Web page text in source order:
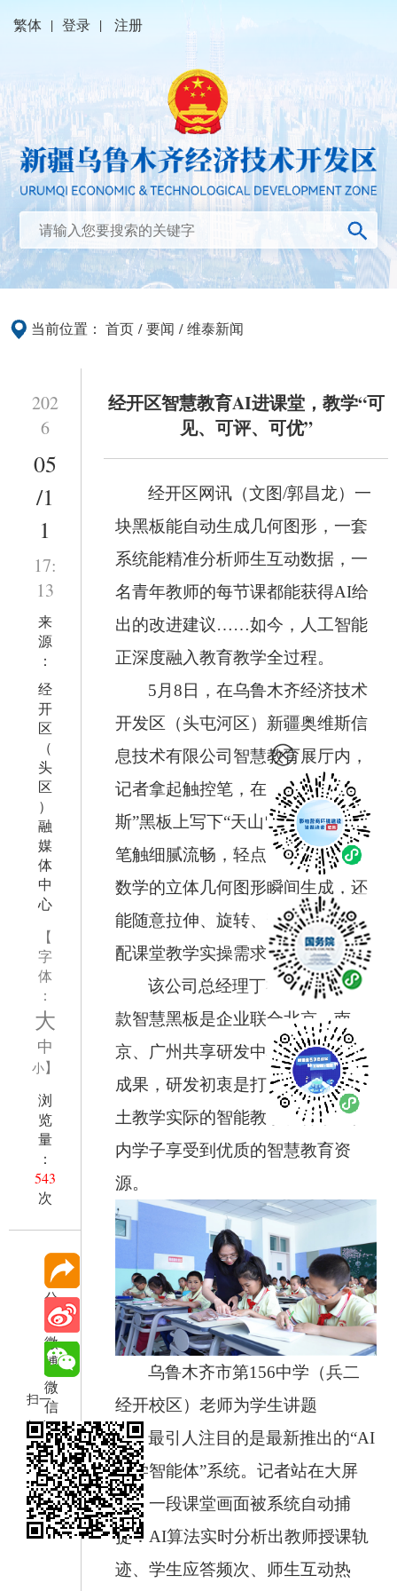
繁体 | 登录 | 注册
当前位置： 首页 /要闻 /维泰新闻
202
6
05
/1
1
17:
13
来
源
：
经
开
区
（
头
区
）
融
媒
体
中
心
【
字
体
：
大
中
小】
浏
览
量
：
543
次
分
享
微
博
微
信
扫一
扫在
手机
打开
当前
页
经开区智慧教育AI进课堂，教学“可
见、可评、可优”
经开区网讯（文图/郭昌龙）一
块黑板能自动生成几何图形，一套
系统能精准分析师生互动数据，一
名青年教师的每节课都能获得AI给
出的改进建议……如今，人工智能
正深度融入教育教学全过程。
5月8日，在乌鲁木齐经济技术
开发区（头屯河区）新疆奥维斯信
息技术有限公司智慧教育展厅内，
记者拿起触控笔，在“AWS奥维
斯”黑板上写下“天山雪松”四个字，
笔触细腻流畅，轻点工具栏，小学
数学的立体几何图形瞬间生成，还
能随意拉伸、旋转、剖切，完美适
配课堂教学实操需求。
该公司总经理丁礼平介绍，这
款智慧黑板是企业联合北京、南
京、广州共享研发中心自主攻关的
成果，研发初衷是打造贴合新疆本
土教学实际的智能教学设备，让疆
内学子享受到优质的智慧教育资
源。
乌鲁木齐市第156中学（兵二
经开校区）老师为学生讲题
最引人注目的是最新推出的“AI
教学智能体”系统。记者站在大屏
前，一段课堂画面被系统自动捕
捉：AI算法实时分析出教师授课轨
迹、学生应答频次、师生互动热